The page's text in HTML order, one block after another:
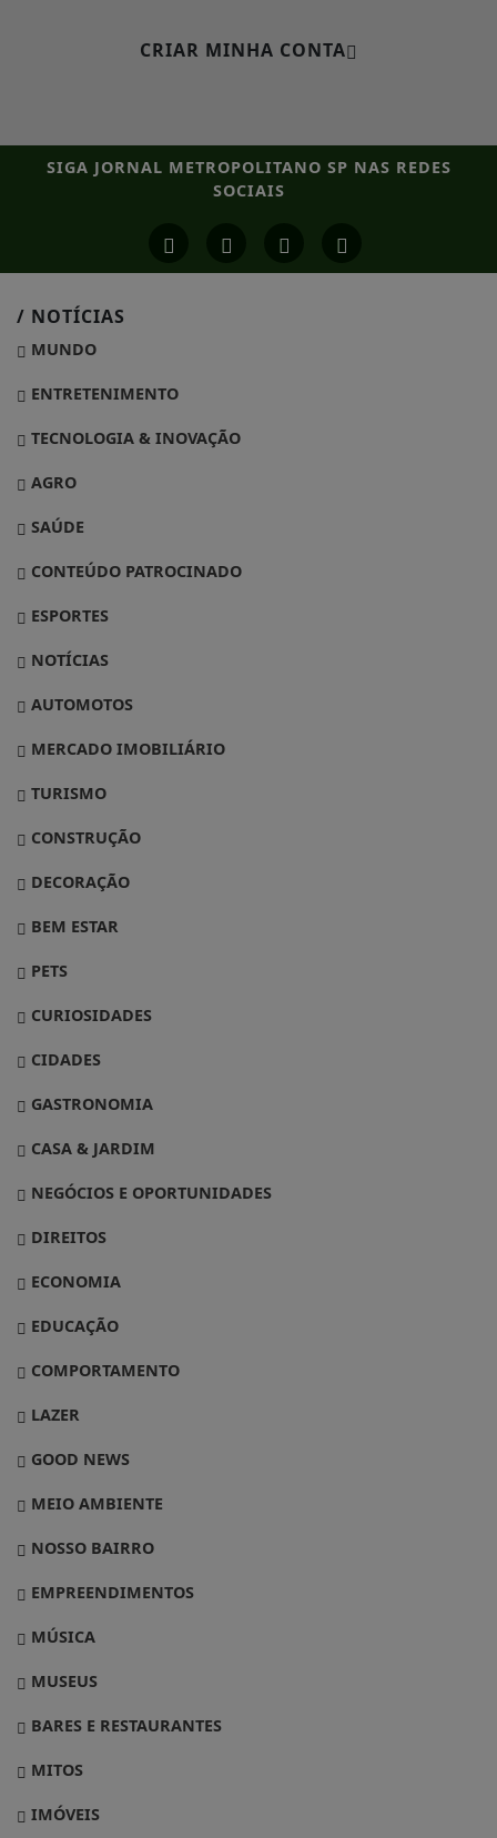
CRIAR MINHA CONTA
SIGA JORNAL METROPOLITANO SP NAS REDES
SOCIAIS
/ NOTÍCIAS
MUNDO
ENTRETENIMENTO
TECNOLOGIA & INOVAÇÃO
AGRO
SAÚDE
CONTEÚDO PATROCINADO
ESPORTES
NOTÍCIAS
AUTOMOTOS
MERCADO IMOBILIÁRIO
TURISMO
CONSTRUÇÃO
DECORAÇÃO
BEM ESTAR
PETS
CURIOSIDADES
CIDADES
GASTRONOMIA
CASA & JARDIM
NEGÓCIOS E OPORTUNIDADES
DIREITOS
ECONOMIA
EDUCAÇÃO
COMPORTAMENTO
LAZER
GOOD NEWS
MEIO AMBIENTE
NOSSO BAIRRO
EMPREENDIMENTOS
MÚSICA
MUSEUS
BARES E RESTAURANTES
MITOS
IMÓVEIS